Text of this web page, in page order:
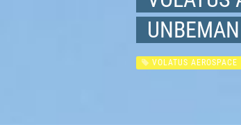
VOLATUS AEROSPACE